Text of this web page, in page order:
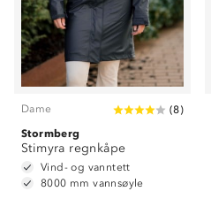
Dame (8)
Stormberg
Stimyra regnkåpe
Vind- og vanntett
8000 mm vannsøyle